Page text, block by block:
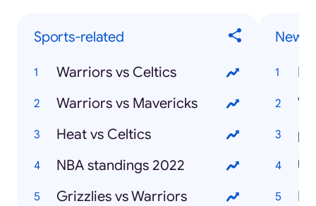
Sports-related
Warriors vs Celtics
Warriors vs Mavericks
Heat vs Celtics
NBA standings 2022
Grizzlies vs Warriors
News